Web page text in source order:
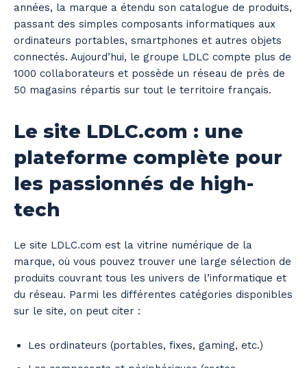
années, la marque a étendu son catalogue de produits,
passant des simples composants informatiques aux
ordinateurs portables, smartphones et autres objets
connectés. Aujourd’hui, le groupe LDLC compte plus de
1000 collaborateurs et possède un réseau de près de
50 magasins répartis sur tout le territoire français.
Le site LDLC.com : une
plateforme complète pour
les passionnés de high-
tech
Le site LDLC.com est la vitrine numérique de la
marque, où vous pouvez trouver une large sélection de
produits couvrant tous les univers de l’informatique et
du réseau. Parmi les différentes catégories disponibles
sur le site, on peut citer :
Les ordinateurs (portables, fixes, gaming, etc.)